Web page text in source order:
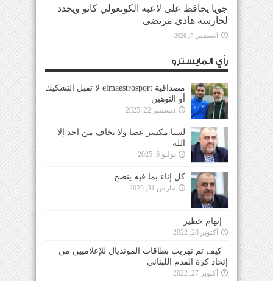
جويا يحافظ على لاعبه الكونغولي كانو ويجدد
لحارسه هادي مرتضى
أغسطس 7, 2026
رأي المايسترو
مصداقية elmaestrosport لا تقبل التشكيك
أو التوهين
ديسمبر 22, 2025
لسنا مكسر عصا ولا نخاف من احد إلا
الله
يوليو 6, 2025
كل إناء بما فيه ينضح
مارس 31, 2025
إتهام خطير
أكتوبر 28, 2022
كيف تم تهريب بطاقات المونديال للإعلاميين من
إتحاد كرة القدم اللبناني
أكتوبر 27, 2022